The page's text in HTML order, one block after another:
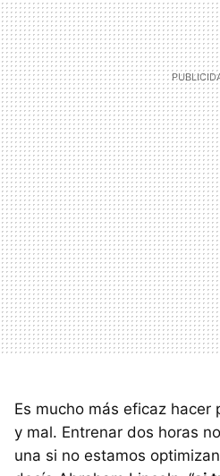
Es mucho más eficaz hacer
y mal. Entrenar dos horas
una si no estamos